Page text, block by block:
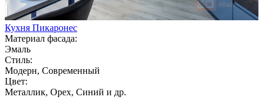
Кухня Пикаронес
Материал фасада:
Эмаль
Стиль:
Модерн, Современный
Цвет:
Металлик, Орех, Синий и др.